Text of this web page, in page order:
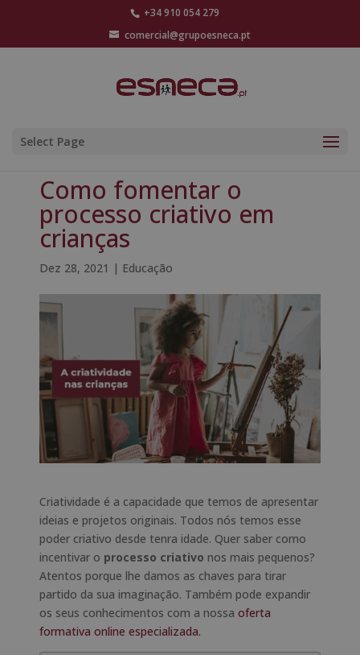
+34 910 054 279
comercial@grupoesneca.pt
Select Page
Como fomentar o
processo criativo em
crianças
Dez 28, 2021 | Educação
Criatividade é a capacidade que temos de apresentar
ideias e projetos originais. Todos nós temos esse
poder criativo desde tenra idade. Quer saber como
incentivar o processo criativo nos mais pequenos?
Atentos porque lhe damos as chaves para tirar
partido da sua imaginação. Também pode expandir
os seus conhecimentos com a nossa oferta
formativa online especializada.